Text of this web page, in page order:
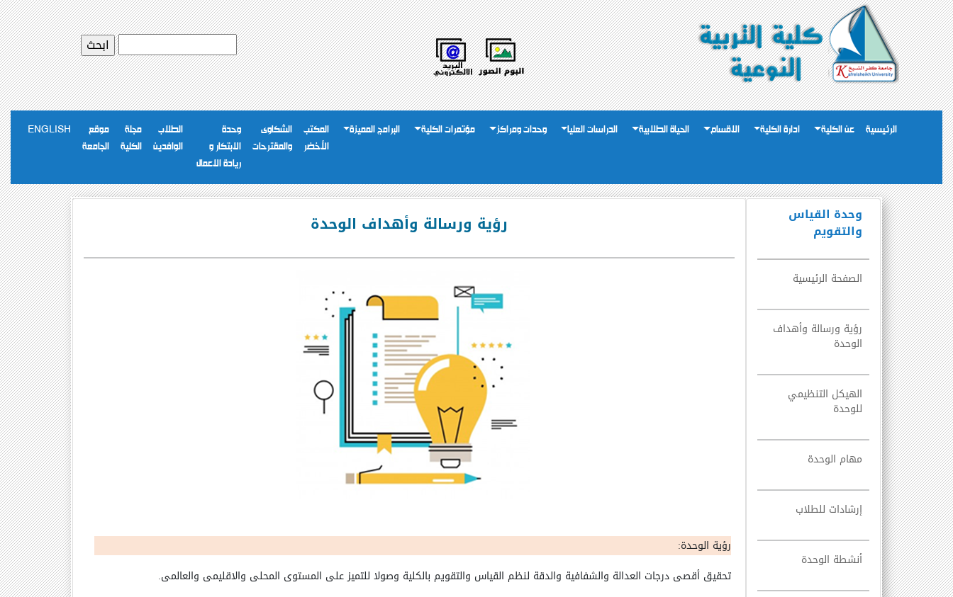
الرئيسية عن الكلية ادارة الكلية الاقسام الحياة الطلابية الدراسات العليا وحدات ومراكز مؤتمرات الكلية البرامج المميزة
المكتب
الأخضر
الشكاوى
والمقترحات
وحدة
الابتكار و
ريادة الاعمال
الطلاب
الوافدين
مجلة
الكلية
موقع
الجامعة
ENGLISH
وحدة القياس
والتقويم
الصفحة الرئيسية
رؤية ورسالة وأهداف
الوحدة
الهيكل التنظيمي
للوحدة
مهام الوحدة
إرشادات للطلاب
أنشطة الوحدة
رؤية ورسالة وأهداف الوحدة
رؤية الوحدة:
تحقيق أقصى درجات العدالة والشفافية والدقة لنظم القياس والتقويم بالكلية وصولا للتميز على المستوى المحلى والاقليمى والعالمى.